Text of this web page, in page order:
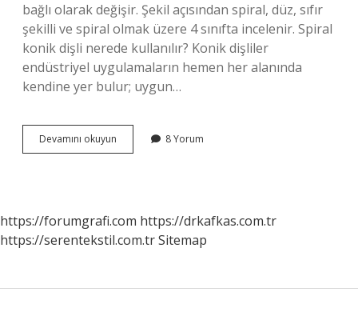
bağlı olarak değişir. Şekil açısından spiral, düz, sıfır
şekilli ve spiral olmak üzere 4 sınıfta incelenir. Spiral
konik dişli nerede kullanılır? Konik dişliler
endüstriyel uygulamaların hemen her alanında
kendine yer bulur; uygun…
Devamını okuyun
Dişliler
8 Yorum
https://forumgrafi.com https://drkafkas.com.tr
https://serentekstil.com.trSitemap